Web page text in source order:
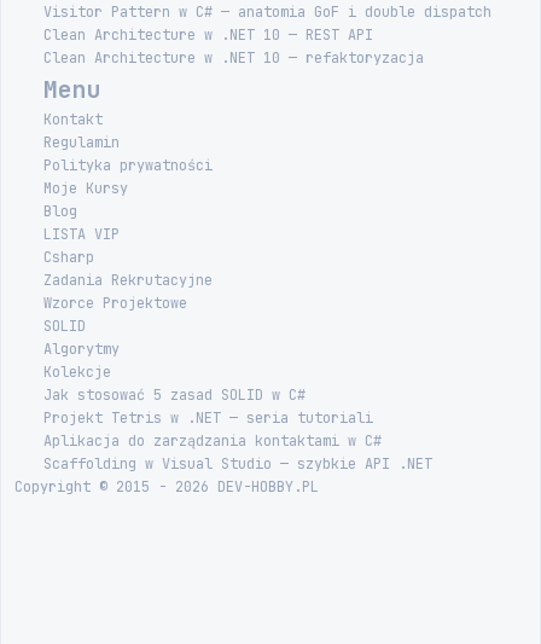
Visitor Pattern w C# — anatomia GoF i double dispatch
Clean Architecture w .NET 10 — REST API
Clean Architecture w .NET 10 — refaktoryzacja
Menu
Kontakt
Regulamin
Polityka prywatności
Moje Kursy
Blog
LISTA VIP
Csharp
Zadania Rekrutacyjne
Wzorce Projektowe
SOLID
Algorytmy
Kolekcje
Jak stosować 5 zasad SOLID w C#
Projekt Tetris w .NET — seria tutoriali
Aplikacja do zarządzania kontaktami w C#
Scaffolding w Visual Studio — szybkie API .NET
Copyright © 2015 - 2026 DEV-HOBBY.PL